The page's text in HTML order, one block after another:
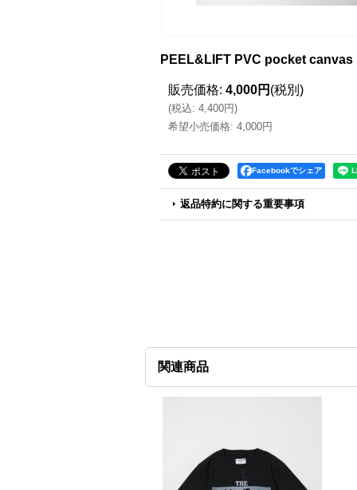
PEEL&LIFT PVC pocket canvas
販売価格: 4,000円 (税別)
(税込: 4,400円)
希望小売価格: 4,000円
Facebookでシェア
返品特約に関する重要事項
関連商品